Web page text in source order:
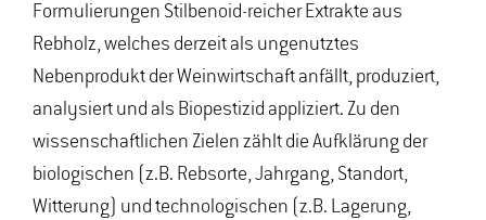
Formulierungen Stilbenoid-reicher Extrakte aus
Rebholz, welches derzeit als ungenutztes
Nebenprodukt der Weinwirtschaft anfällt, produziert,
analysiert und als Biopestizid appliziert. Zu den
wissenschaftlichen Zielen zählt die Aufklärung der
biologischen (z.B. Rebsorte, Jahrgang, Standort,
Witterung) und technologischen (z.B. Lagerung,